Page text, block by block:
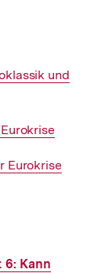
und
Eurokrise
Kann